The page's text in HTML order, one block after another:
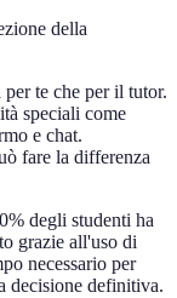
della
per te che per il tutor.
speciali come
e chat.
fare la differenza
degli studenti ha
grazie all'uso di
necessario per
decisione definitiva.